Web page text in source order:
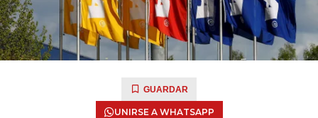
GUARDAR
UNIRSE A WHATSAPP